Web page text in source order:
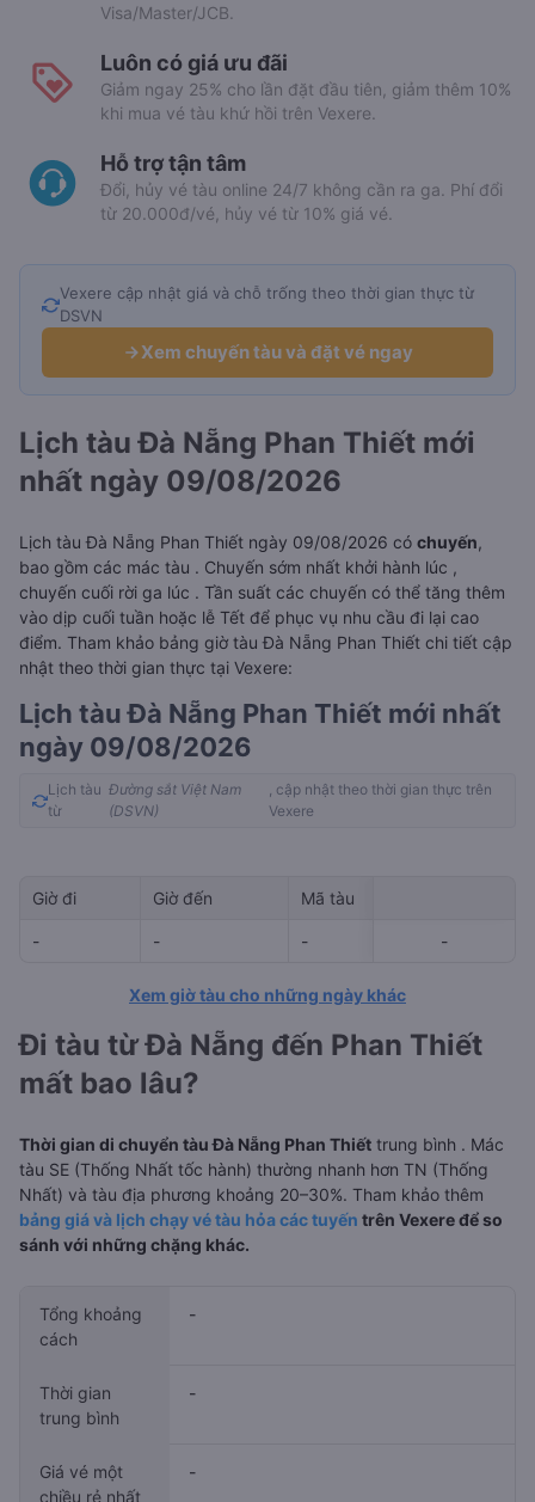
Visa/Master/JCB.
Luôn có giá ưu đãi
Giảm ngay 25% cho lần đặt đầu tiên, giảm thêm 10%
khi mua vé tàu khứ hồi trên Vexere.
Hỗ trợ tận tâm
Đổi, hủy vé tàu online 24/7 không cần ra ga. Phí đổi
từ 20.000đ/vé, hủy vé từ 10% giá vé.
Vexere cập nhật giá và chỗ trống theo thời gian thực từ
DSVN
Xem chuyến tàu và đặt vé ngay
Lịch tàu Đà Nẵng Phan Thiết mới
nhất ngày 09/08/2026
Lịch tàu Đà Nẵng Phan Thiết ngày 09/08/2026 có chuyến,
bao gồm các mác tàu . Chuyến sớm nhất khởi hành lúc ,
chuyến cuối rời ga lúc . Tần suất các chuyến có thể tăng thêm
vào dịp cuối tuần hoặc lễ Tết để phục vụ nhu cầu đi lại cao
điểm. Tham khảo bảng giờ tàu Đà Nẵng Phan Thiết chi tiết cập
nhật theo thời gian thực tại Vexere:
Lịch tàu Đà Nẵng Phan Thiết mới nhất
ngày 09/08/2026
Lịch tàu
từ
Đường sắt Việt Nam
(DSVN)
, cập nhật theo thời gian thực trên
Vexere
Giờ đi Giờ đến Mã tàu
- - - --
-
Xem giờ tàu cho những ngày khác
Đi tàu từ Đà Nẵng đến Phan Thiết
mất bao lâu?
Thời gian di chuyển tàu Đà Nẵng Phan Thiết trung bình . Mác
tàu SE (Thống Nhất tốc hành) thường nhanh hơn TN (Thống
Nhất) và tàu địa phương khoảng 20–30%. Tham khảo thêm
bảng giá và lịch chạy vé tàu hỏa các tuyến trên Vexere để so
sánh với những chặng khác.
Tổng khoảng
cách
-
Thời gian
trung bình
-
Giá vé một
chiều rẻ nhất
-